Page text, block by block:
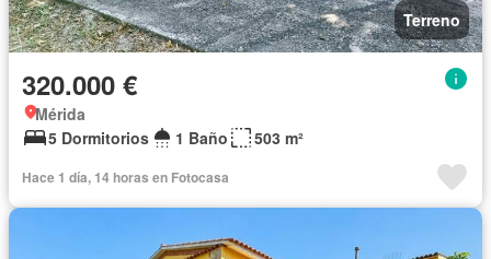
Terreno
320.000 €
Mérida
5 Dormitorios
1 Baño 503 m²
Hace 1 día, 14 horas en Fotocasa